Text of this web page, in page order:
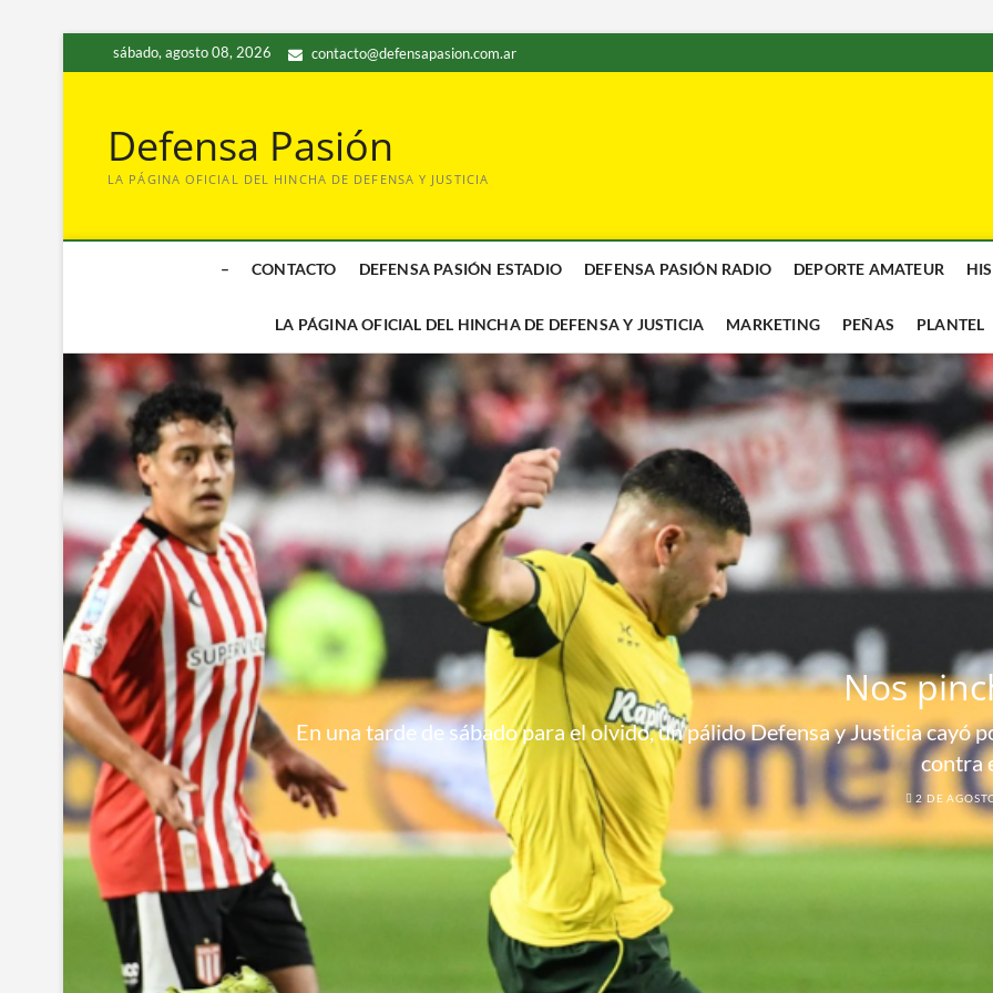
al
sábado, agosto 08, 2026 contacto@defensapasion.com.ar
Defensa Pasión
LA PÁGINA OFICIAL DEL HINCHA DE DEFENSA Y JUSTICIA
– CONTACTO DEFENSA PASIÓN ESTADIO DEFENSA PASIÓN RADIO DEPORTE AMATEUR
LA PÁGINA OFICIAL DEL HINCHA DE DEFENSA Y JUSTICIA MARKETING PEÑAS PLANTEL
Nos
En una tarde de sábado para el olvido, un pálido Defensa y Justicia cayó
contra
2 DE